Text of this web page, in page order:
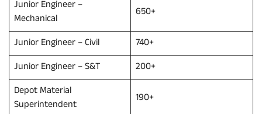
Junior Engineer –
Mechanical
650+
Junior Engineer – Civil
740+
Junior Engineer – S&T
200+
Depot Material
Superintendent
190+